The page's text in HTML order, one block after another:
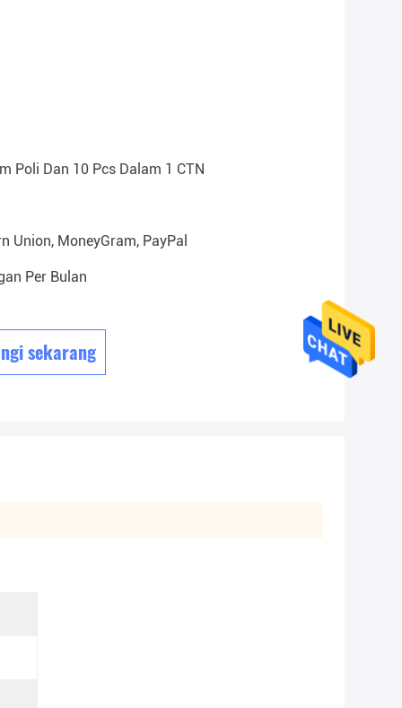
Poli Dan 10 Pcs Dalam 1 CTN
Union, MoneyGram, PayPal
Per Bulan
sekarang